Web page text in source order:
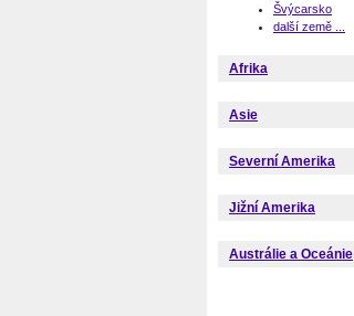
Švýcarsko
další země ...
Afrika
Asie
Severní Amerika
Jižní Amerika
Austrálie a Oceánie